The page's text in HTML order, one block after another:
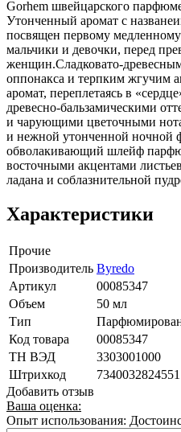
Gorhem швейцарского
Утонченный аромат с
посвящен первому
мальчики и девочки, перед
женщин.Сладковато-
оппонакса и терпким жгучим
аромат, переплетаясь в
древесно-бальзамическими
и чарующими цветочными
и нежной утонченной ночной
обволакивающий шлейф
восточными акцентами
ладана и соблазнительной
Характеристики
Прочие
Производитель Byredo
Артикул
00085347
Объем
50 мл
Тип
Код товара
00085347
ТН ВЭД
3303001000
Штрихкод
7340032824551
Добавить отзыв
Ваша оценка:
Опыт использования: